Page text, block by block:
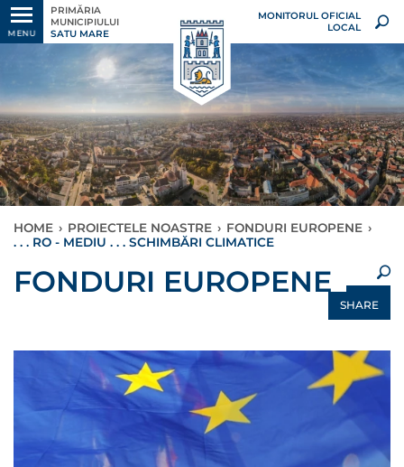
MENU
PRIMĂRIA
MUNICIPIULUI
SATU MARE
MONITORUL OFICIAL
LOCAL
HOME › PROIECTELE NOASTRE › FONDURI EUROPENE ›
. . . RO - MEDIU . . . SCHIMBĂRI CLIMATICE
×
FONDURI EUROPENE
SHARE